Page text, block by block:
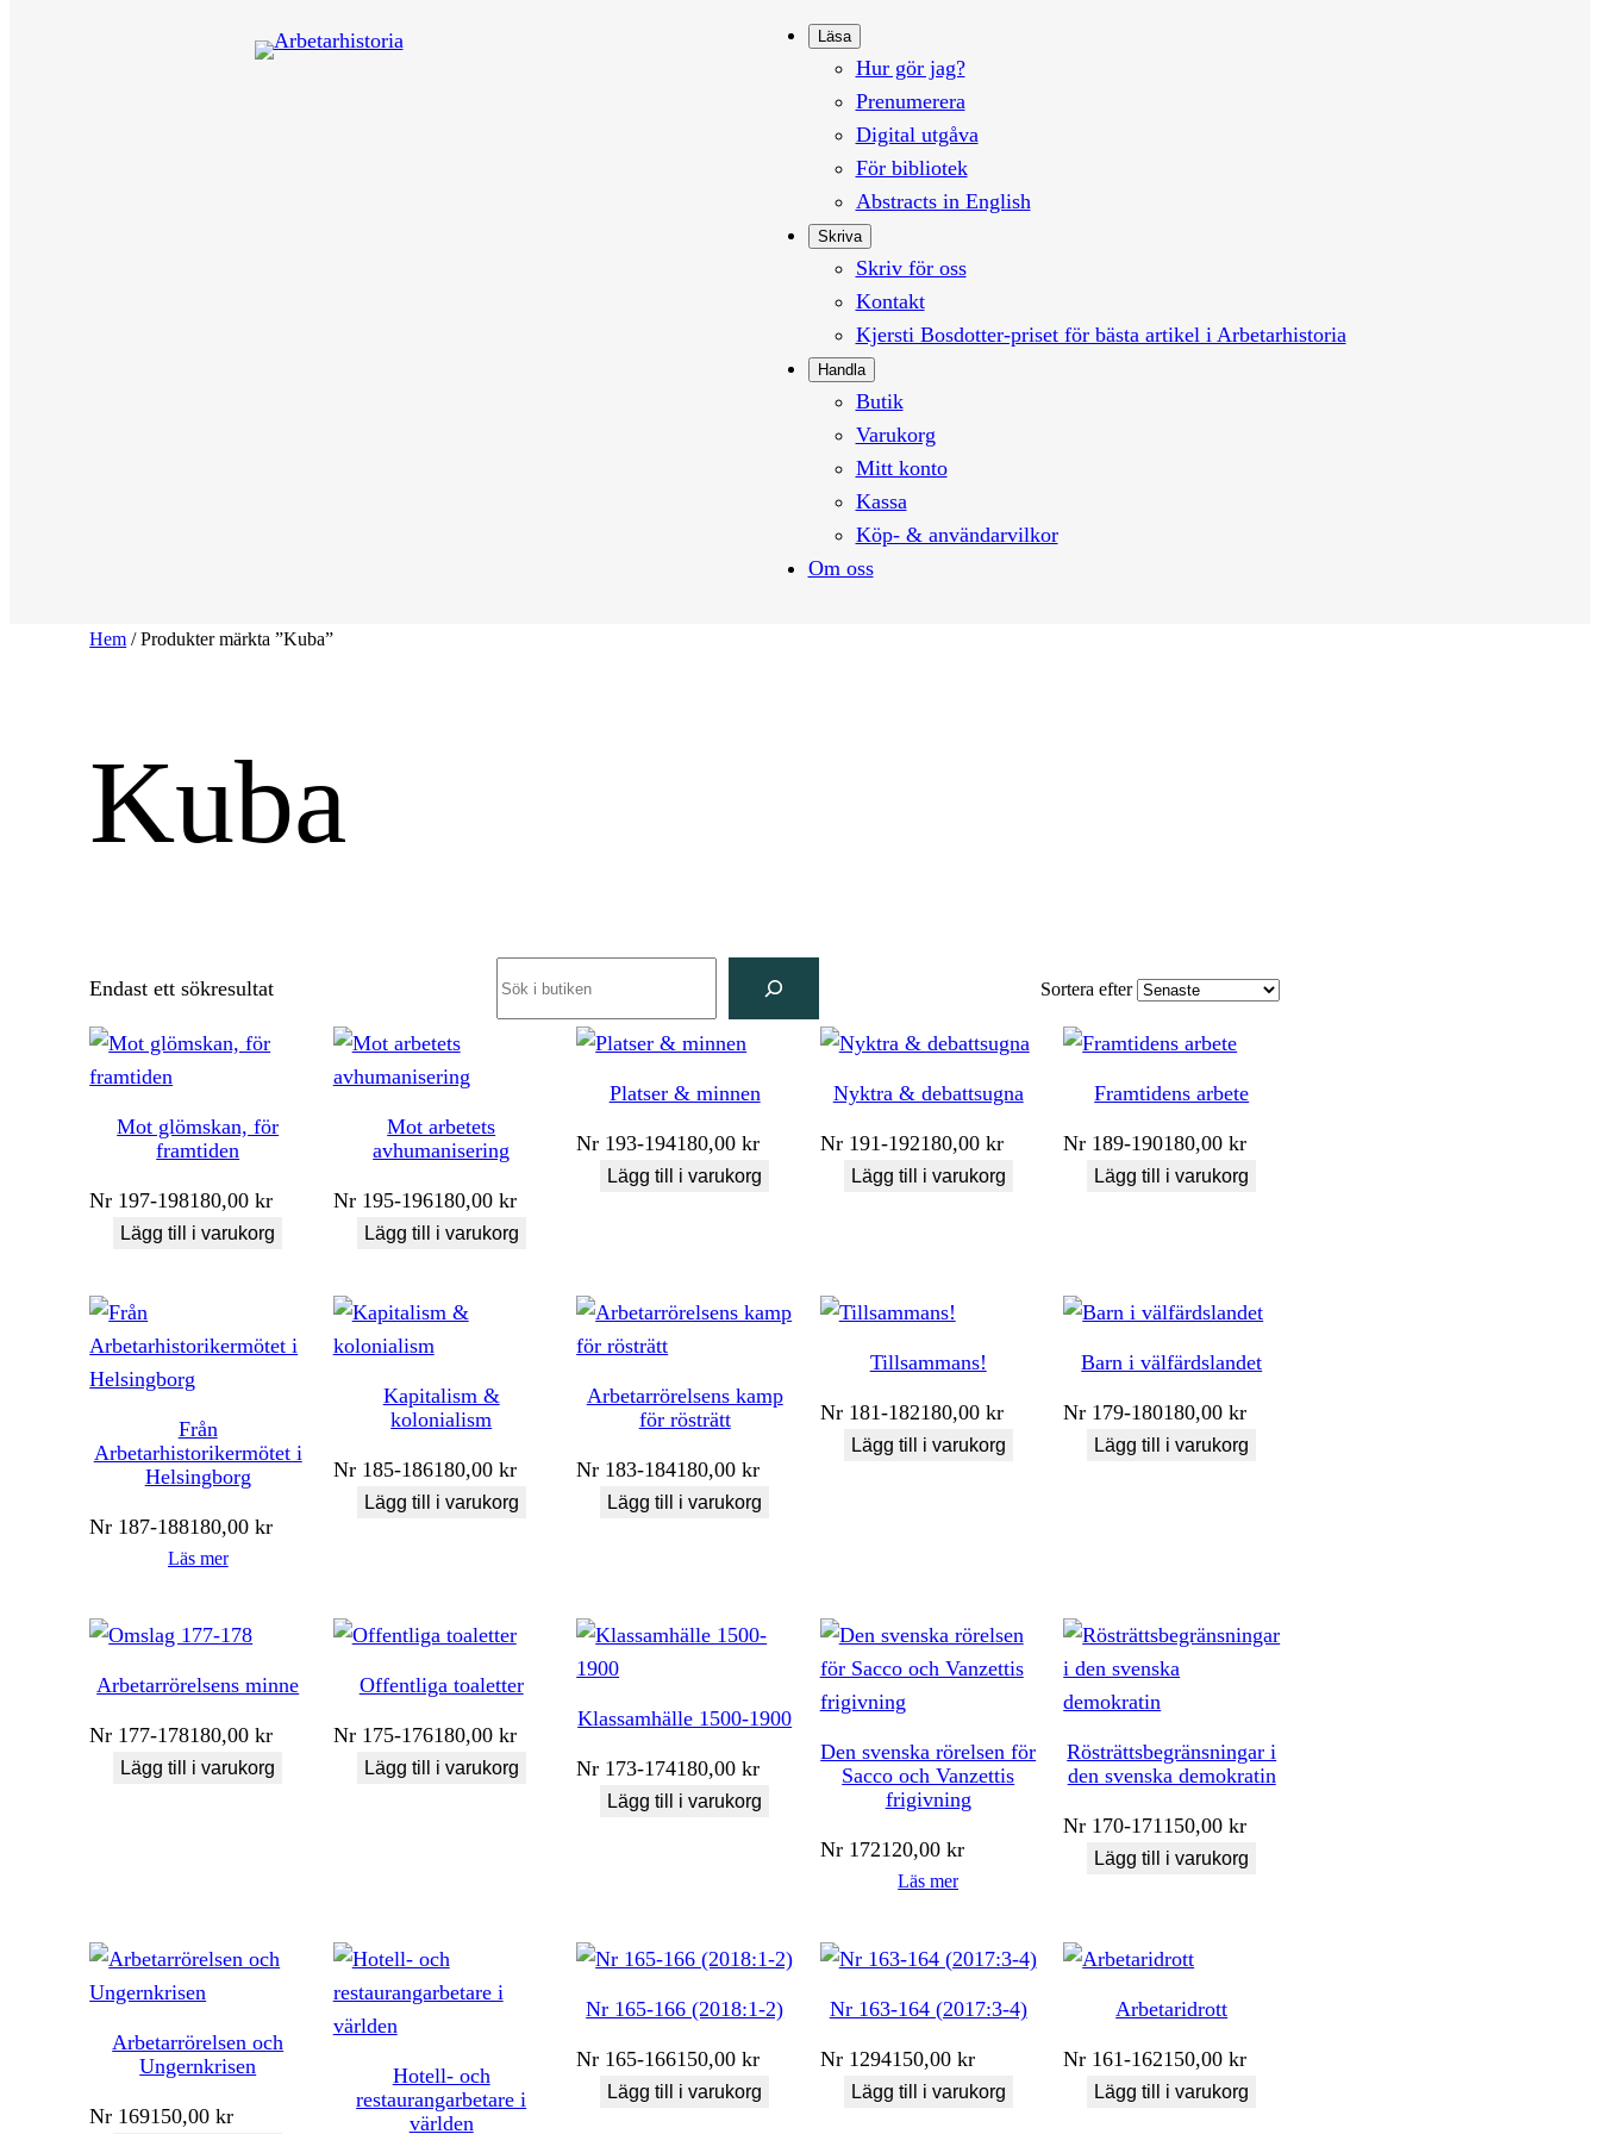
Läsa
Hur gör jag?
Prenumerera
Digital utgåva
För bibliotek
Abstracts in English
Skriva
Skriv för oss
Kontakt
Kjersti Bosdotter-priset för bästa artikel i Arbetarhistoria
Handla
Butik
Varukorg
Mitt konto
Kassa
Köp- & användarvilkor
Om oss
Hem / Produkter märkta ”Kuba”
Kuba
Endast ett sökresultat Sortera efter
Mot glömskan, för
framtiden
Nr 197-198180,00kr
Lägg till i varukorg
Mot arbetets
avhumanisering
Nr 195-196180,00 kr
Lägg till i varukorg
Platser & minnen
Nr 193-194180,00kr
Lägg till i varukorg
Nyktra & debattsugna
Nr 191-192180,00 kr
Lägg till i varukorg
Framtidens arbete
Nr 189-190180,00kr
Lägg till i varukorg
Från
Arbetarhistorikermötet i
Helsingborg
Nr 187-188180,00kr
Läs mer
Kapitalism &
kolonialism
Nr 185-186180,00 kr
Lägg till i varukorg
Arbetarrörelsens kamp
för rösträtt
Nr 183-184180,00kr
Lägg till i varukorg
Tillsammans!
Nr 181-182180,00 kr
Lägg till i varukorg
Barn i välfärdslandet
Nr 179-180180,00kr
Lägg till i varukorg
Arbetarrörelsens minne
Nr 177-178180,00kr
Lägg till i varukorg
Offentliga toaletter
Nr 175-176180,00 kr
Lägg till i varukorg
Klassamhälle 1500-1900
Nr 173-174180,00kr
Lägg till i varukorg
Den svenska rörelsen för
Sacco och Vanzettis
frigivning
Nr 172120,00 kr
Läs mer
Rösträttsbegränsningar i
den svenska demokratin
Nr 170-171150,00kr
Lägg till i varukorg
Arbetarrörelsen och
Ungernkrisen
Nr 169150,00kr
Hotell- och
restaurangarbetare i
världen
Nr 165-166 (2018:1-2)
Nr 165-166150,00kr
Lägg till i varukorg
Nr 163-164 (2017:3-4)
Nr 1294150,00 kr
Lägg till i varukorg
Arbetaridrott
Nr 161-162150,00kr
Lägg till i varukorg